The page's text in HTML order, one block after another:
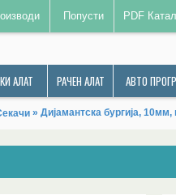
Попусти PDF
АЛАТ РАЧЕН АЛАТ АВТО
» Дијамантска бургија,